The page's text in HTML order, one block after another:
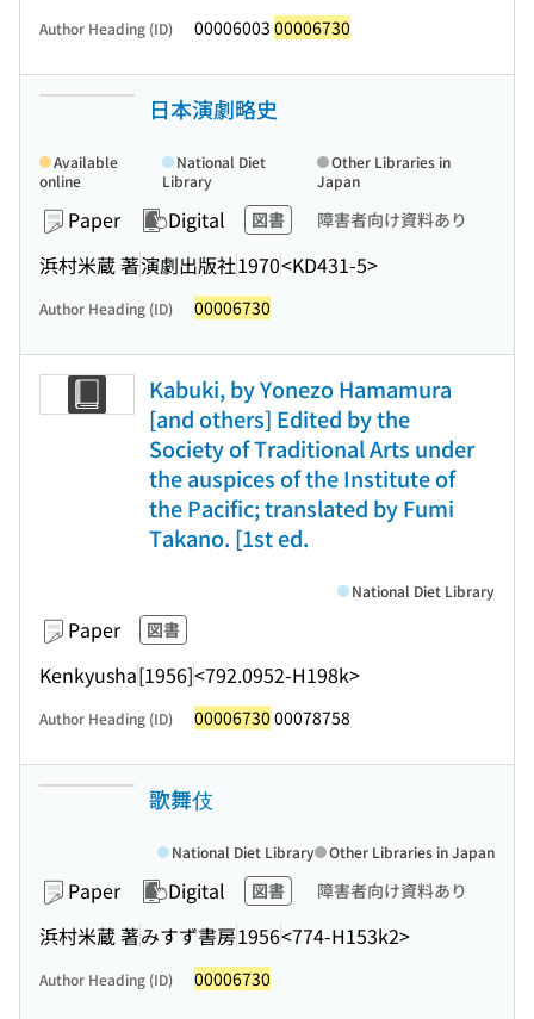
Author Heading (ID) 00006003 00006730
日本演劇略史
Paper Digital 図書 障害者向け資料あり
浜村米蔵 著演劇出版社1970<KD431-5>
Available
online
National Diet
Library
Other Libraries in
Japan
Author Heading (ID) 00006730
Kabuki, by Yonezo Hamamura
[and others] Edited by the
Society of Traditional Arts under
the auspices of the Institute of
the Pacific; translated by Fumi
Takano. [1st ed.
Paper 図書
Kenkyusha[1956]<792.0952-H198k>
National Diet Library
Author Heading (ID) 00006730 00078758
歌舞伎
Paper Digital 図書 障害者向け資料あり
浜村米蔵 著みすず書房1956<774-H153k2>
National Diet Library Other Libraries in Japan
Author Heading (ID) 00006730